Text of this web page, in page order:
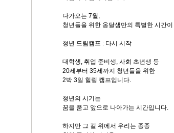
다가오는 7월,
청년들을 위한 옹달샘만의 특별한 시간
청년 드림캠프 : 다시 시작
대학생, 취업 준비생, 사회 초년생 등
20세부터 35세까지 청년들을 위한
2박 3일 힐링 캠프입니다.
청년의 시기는
꿈을 품고 앞으로 나아가는 시간입니다.
하지만 그 길 위에서 우리는 종종